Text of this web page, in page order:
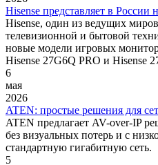
Hisense представляет в
Hisense, один из ведущих
телевизионной и бытовой
новые модели игровых
Hisense 27G6Q PRO и Hisense
6
мая
2026
ATEN: простые решения для
ATEN предлагает AV-over-IP
без визуальных потерь и с
стандартную гигабитную сеть.
5